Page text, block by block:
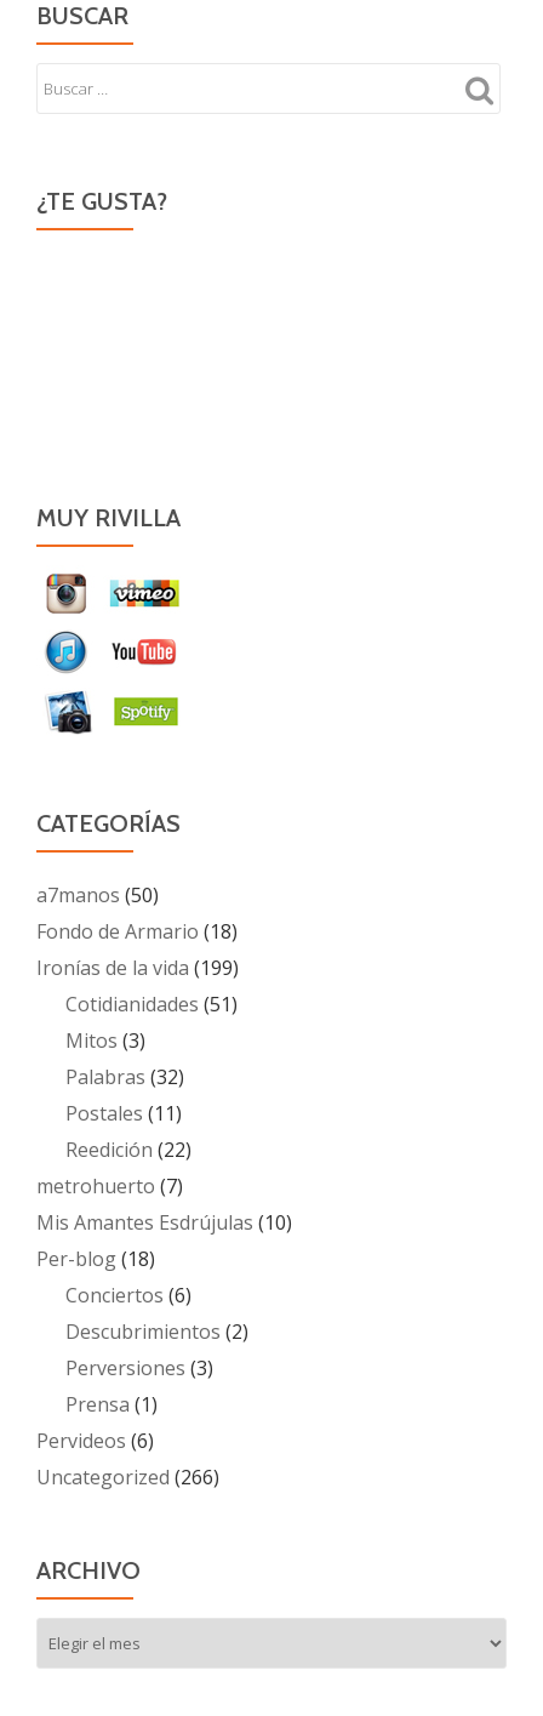
BUSCAR
¿TE GUSTA?
MUY RIVILLA
CATEGORÍAS
a7manos (50)
Fondo de Armario (18)
Ironías de la vida (199)
Cotidianidades (51)
Mitos (3)
Palabras (32)
Postales (11)
Reedición (22)
metrohuerto (7)
Mis Amantes Esdrújulas (10)
Per-blog(18)
Conciertos (6)
Descubrimientos (2)
Perversiones (3)
Prensa (1)
Pervideos (6)
Uncategorized (266)
ARCHIVO